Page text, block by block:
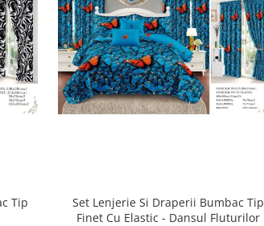
Set Lenjerie Si Draperii Bumbac Tip
Finet Cu Elastic - Dansul Fluturilor